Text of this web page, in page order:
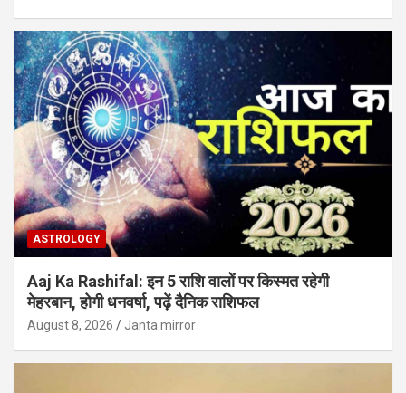
ASTROLOGY
Aaj Ka Rashifal: इन 5 राशि वालों पर किस्मत रहेगी
मेहरबान, होगी धनवर्षा, पढ़ें दैनिक राशिफल
August 8, 2026 Janta mirror